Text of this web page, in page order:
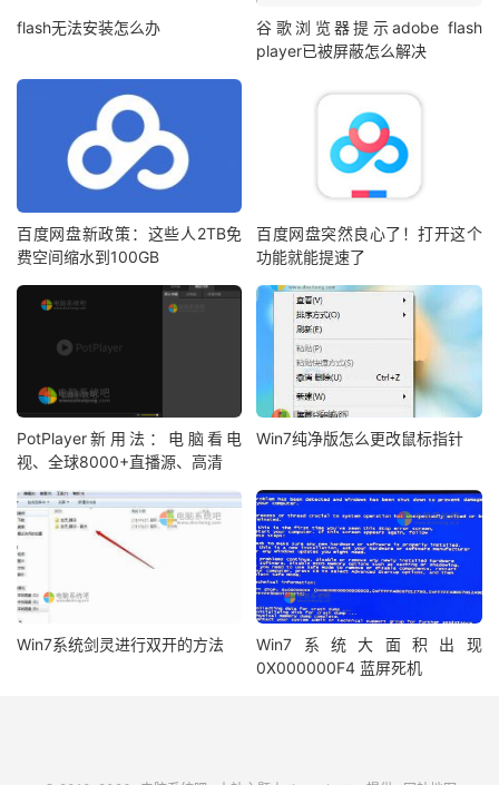
flash无法安装怎么办
谷歌浏览器提示adobe flash
player已被屏蔽怎么解决
百度网盘新政策：这些人2TB免
费空间缩水到100GB
百度网盘突然良心了！打开这个
功能就能提速了
PotPlayer新用法：电脑看电
视、全球8000+直播源、高清
Win7纯净版怎么更改鼠标指针
Win7系统剑灵进行双开的方法
Win7系统大面积出现
0X000000F4 蓝屏死机